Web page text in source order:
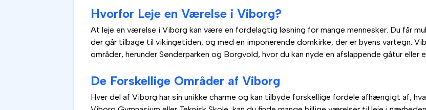
Hvorfor Leje en Værelse i Viborg?
At leje en værelse i Viborg kan være en fordelagtig løsning for mange mennesker. Du får
der går tilbage til vikingetiden, og med en imponerende domkirke, der er byens vartegn.
områder, herunder Sønderparken og Borgvold, hvor du kan nyde en afslappende gåtur eller
De Forskellige Områder af Viborg
Hver del af Viborg har sin unikke charme og kan tilbyde forskellige fordele afhængigt af,